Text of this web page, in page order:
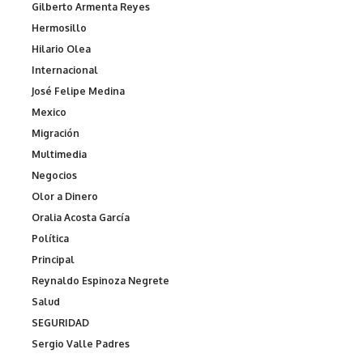
Gilberto Armenta Reyes
Hermosillo
Hilario Olea
Internacional
José Felipe Medina
Mexico
Migración
Multimedia
Negocios
Olor a Dinero
Oralia Acosta García
Política
Principal
Reynaldo Espinoza Negrete
Salud
SEGURIDAD
Sergio Valle Padres